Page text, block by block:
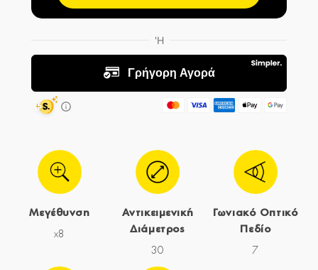
Μεγέθυνση
x8
Αντικειμενική
Διάμετρος
30
Γωνιακό Οπτικό
Πεδίο
7